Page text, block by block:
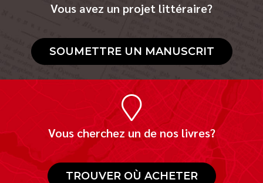
Vous avez un projet littéraire?
SOUMETTRE UN MANUSCRIT
Vous cherchez un de nos livres?
TROUVER OÙ ACHETER